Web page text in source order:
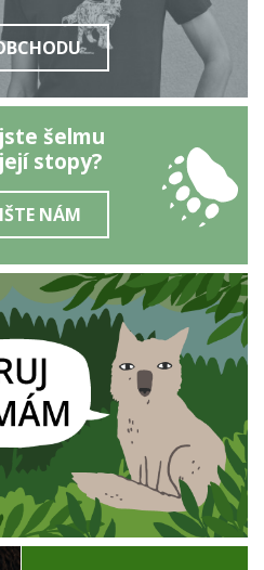
šelmu
stopy?
NÁM